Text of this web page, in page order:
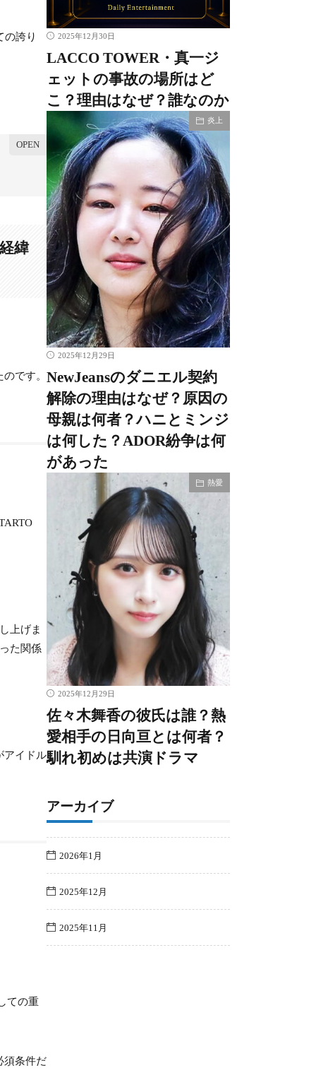
の誇り
緯
です。
上げま
た関係
アイドル
ての重
須条件だ
2025年12月30日
LACCO TOWER・真一ジ
ェットの事故の場所はど
こ？理由はなぜ？誰なのか
炎上
2025年12月29日
NewJeansのダニエル契約
解除の理由はなぜ？原因の
母親は何者？ハニとミンジ
は何した？ADOR紛争は何
があった
熱愛
2025年12月29日
佐々木舞香の彼氏は誰？熱
愛相手の日向亘とは何者？
馴れ初めは共演ドラマ
アーカイブ
2026年1月
2025年12月
2025年11月